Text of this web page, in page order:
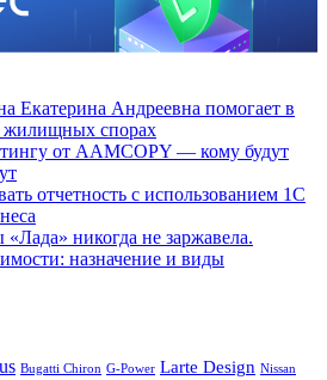
Екатерина Андреевна помогает в
жилищных спорах
от AAMCOPY — кому будут
отчетность с использованием 1С
«Лада» никогда не заржавела.
назначение и виды
Bugatti Chiron G-Power Larte Design Nissan